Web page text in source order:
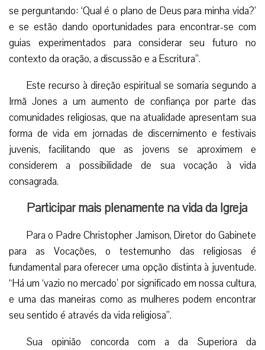
se perguntando: ‘Qual é o plano de Deus para minha vida?’
e se estão dando oportunidades para encontrar-se com
guias experimentados para considerar seu futuro no
contexto da oração, a discussão e a Escritura”.
Este recurso à direção espiritual se somaria segundo a
Irmã Jones a um aumento de confiança por parte das
comunidades religiosas, que na atualidade apresentam sua
forma de vida em jornadas de discernimento e festivais
juvenis, facilitando que as jovens se aproximem e
considerem a possibilidade de sua vocação à vida
consagrada.
Participar mais plenamente na vida da Igreja
Para o Padre Christopher Jamison, Diretor do Gabinete
para as Vocações, o testemunho das religiosas é
fundamental para oferecer uma opção distinta à juventude.
“Há um ‘vazio no mercado’ por significado em nossa cultura,
e uma das maneiras como as mulheres podem encontrar
seu sentido é através da vida religiosa”.
Sua opinião concorda com a da Superiora da